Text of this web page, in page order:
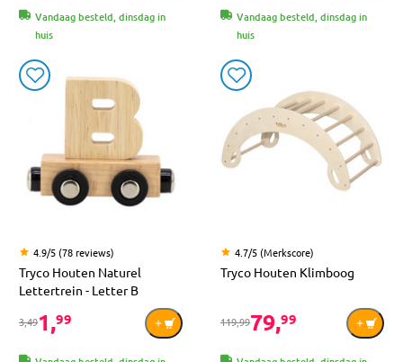
Vandaag besteld, dinsdag in
huis
Vandaag besteld, dinsdag in
huis
4.9/5 (78 reviews)
Tryco Houten Naturel
Lettertrein - Letter B
3,491,99
4.7/5 (Merkscore)
Tryco Houten Klimboog
119,9979,99